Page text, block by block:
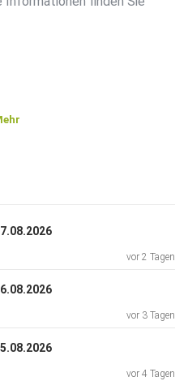
vor 2 Tagen
vor 3 Tagen
vor 4 Tagen